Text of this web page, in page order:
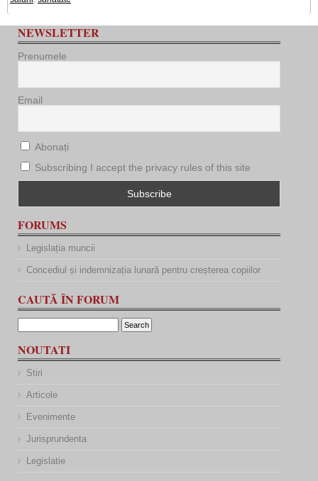
NEWSLETTER
Prenumele
Email
Abonați
Subscribing I accept the privacy rules of this site
FORUMS
Legislația muncii
Concediul și indemnizația lunară pentru creșterea copiilor
CAUTĂ ÎN FORUM
NOUTATI
Stiri
Articole
Evenimente
Jurisprundenta
Legislatie